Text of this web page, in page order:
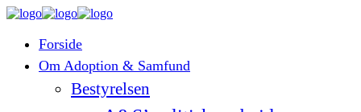
Forside
Om Adoption & Samfund
Bestyrelsen